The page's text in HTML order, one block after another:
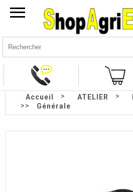
Accueil > ATELIER >
>>
Générale